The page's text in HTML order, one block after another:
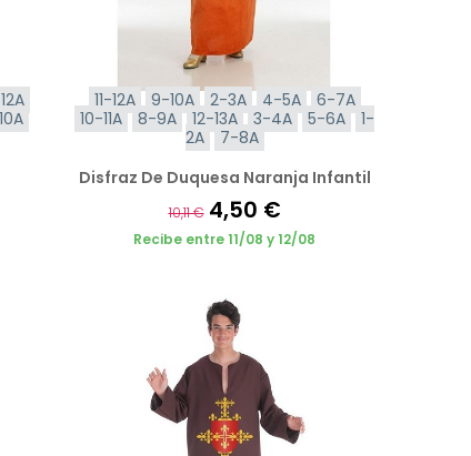
11-12A 9-10A 2-3A 4-5A
6-7A
10-11A
8-9A 12-13A 3-4A 5-6A
1-
2A
7-8A
Disfraz De Duquesa Naranja Infantil
10,11 € 4,50 €
Recibe entre 11/08 y 12/08